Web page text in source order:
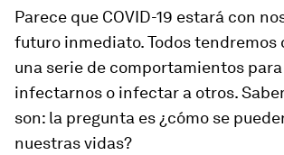
Parece que COVID-19 estará con
futuro inmediato. Todos tendremos
una serie de comportamientos
infectarnos o infectar a otros.
son: la pregunta es ¿cómo se
nuestras vidas?